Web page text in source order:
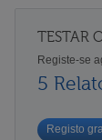
TESTAR
Registe-se
5
Registo